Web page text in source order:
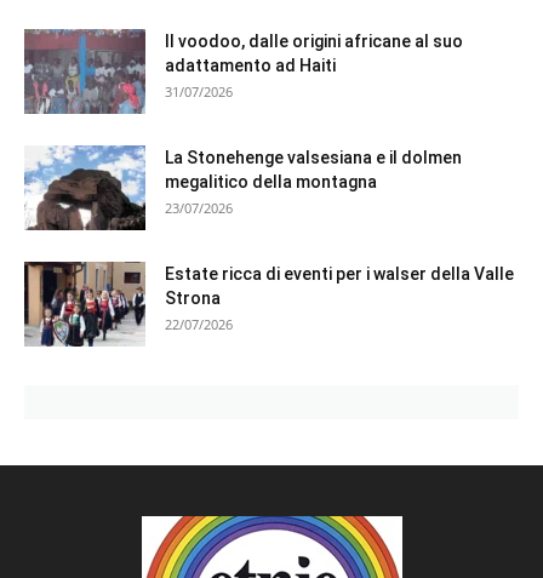
Il voodoo, dalle origini africane al suo
adattamento ad Haiti
31/07/2026
La Stonehenge valsesiana e il dolmen
megalitico della montagna
23/07/2026
Estate ricca di eventi per i walser della Valle
Strona
22/07/2026